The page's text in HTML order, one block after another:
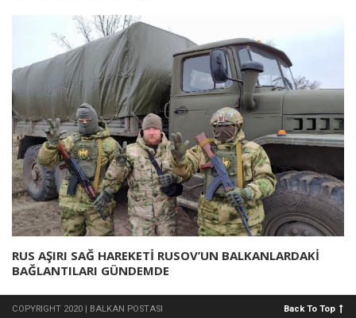
RUS AŞIRI SAĞ HAREKETİ RUSOV’UN BALKANLARDAKİ
BAĞLANTILARI GÜNDEMDE
COPYRIGHT 2020 | BALKAN POSTASI Back To Top